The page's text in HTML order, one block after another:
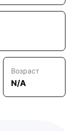
Возраст
N/A